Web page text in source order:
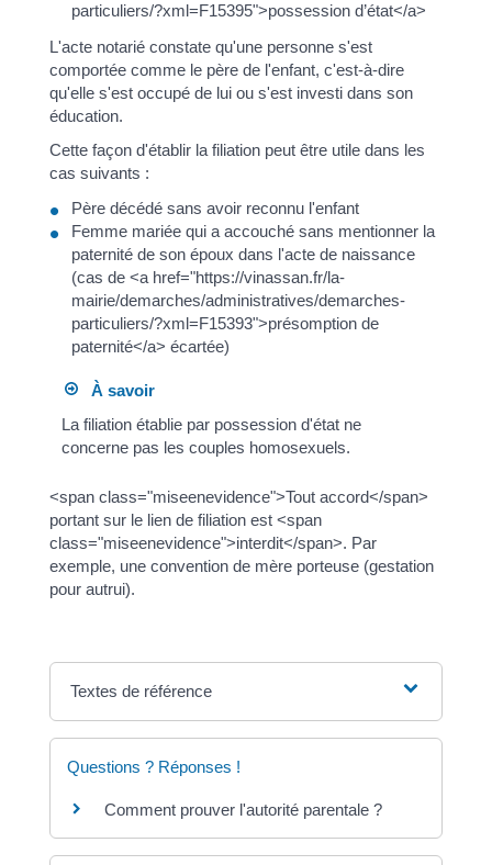
particuliers/?xml=F15395">possession d’état</a>
L'acte notarié constate qu'une personne s'est
comportée comme le père de l'enfant, c'est-à-dire
qu'elle s'est occupé de lui ou s'est investi dans son
éducation.
Cette façon d'établir la filiation peut être utile dans les
cas suivants :
Père décédé sans avoir reconnu l'enfant
Femme mariée qui a accouché sans mentionner la
paternité de son époux dans l'acte de naissance
(cas de <a href="https://vinassan.fr/la-
mairie/demarches/administratives/demarches-
particuliers/?xml=F15393">présomption de
paternité</a> écartée)
À savoir
La filiation établie par possession d'état ne
concerne pas les couples homosexuels.
<span class="miseenevidence">Tout accord</span>
portant sur le lien de filiation est <span
class="miseenevidence">interdit</span>. Par
exemple, une convention de mère porteuse (gestation
pour autrui).
Textes de référence
Questions ? Réponses !
Comment prouver l'autorité parentale ?